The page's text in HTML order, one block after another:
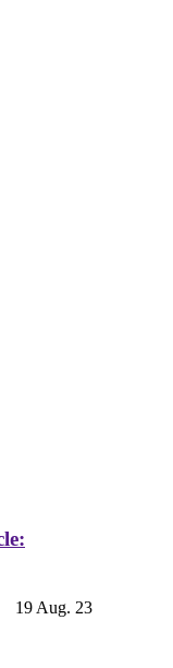
19 Aug. 23